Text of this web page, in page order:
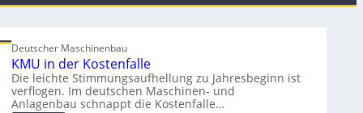
Deutscher Maschinenbau
KMU in der Kostenfalle
Die leichte Stimmungsaufhellung zu Jahresbeginn ist
verflogen. Im deutschen Maschinen- und
Anlagenbau schnappt die Kostenfalle…